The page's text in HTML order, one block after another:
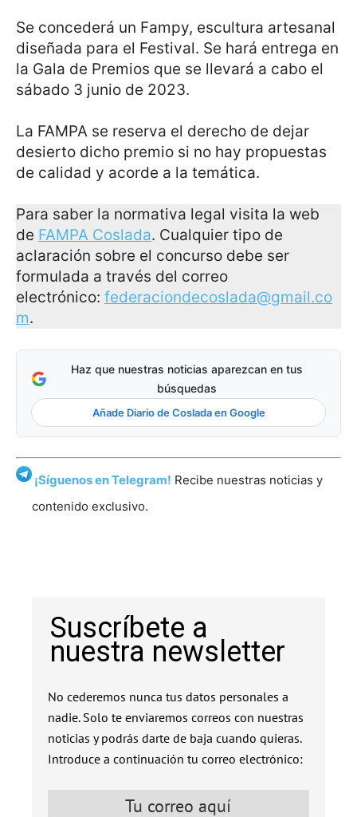
Se concederá un Fampy, escultura artesanal
diseñada para el Festival. Se hará entrega en
la Gala de Premios que se llevará a cabo el
sábado 3 junio de 2023.
La FAMPA se reserva el derecho de dejar
desierto dicho premio si no hay propuestas
de calidad y acorde a la temática.
Para saber la normativa legal visita la web
de FAMPA Coslada. Cualquier tipo de
aclaración sobre el concurso debe ser
formulada a través del correo
electrónico: federaciondecoslada@gmail.co
m.
Haz que nuestras noticias aparezcan en tus
búsquedas
Añade Diario de Coslada en Google
¡Síguenos en Telegram! Recibe nuestras noticias y
contenido exclusivo.
Suscríbete a
nuestra newsletter
No cederemos nunca tus datos personales a
nadie. Solo te enviaremos correos con nuestras
noticias y podrás darte de baja cuando quieras.
Introduce a continuación tu correo electrónico: